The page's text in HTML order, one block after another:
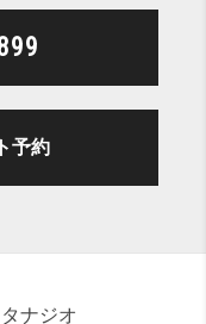
予約
ナジオ